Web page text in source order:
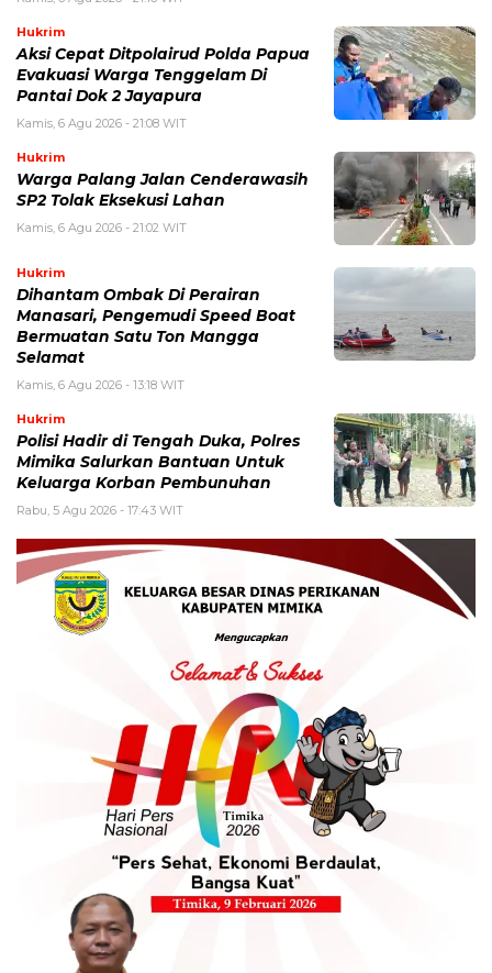
Hukrim
Aksi Cepat Ditpolairud Polda Papua
Evakuasi Warga Tenggelam Di
Pantai Dok 2 Jayapura
Kamis, 6 Agu 2026 - 21:08 WIT
Hukrim
Warga Palang Jalan Cenderawasih
SP2 Tolak Eksekusi Lahan
Kamis, 6 Agu 2026 - 21:02 WIT
Hukrim
Dihantam Ombak Di Perairan
Manasari, Pengemudi Speed Boat
Bermuatan Satu Ton Mangga
Selamat
Kamis, 6 Agu 2026 - 13:18 WIT
Hukrim
Polisi Hadir di Tengah Duka, Polres
Mimika Salurkan Bantuan Untuk
Keluarga Korban Pembunuhan
Rabu, 5 Agu 2026 - 17:43 WIT